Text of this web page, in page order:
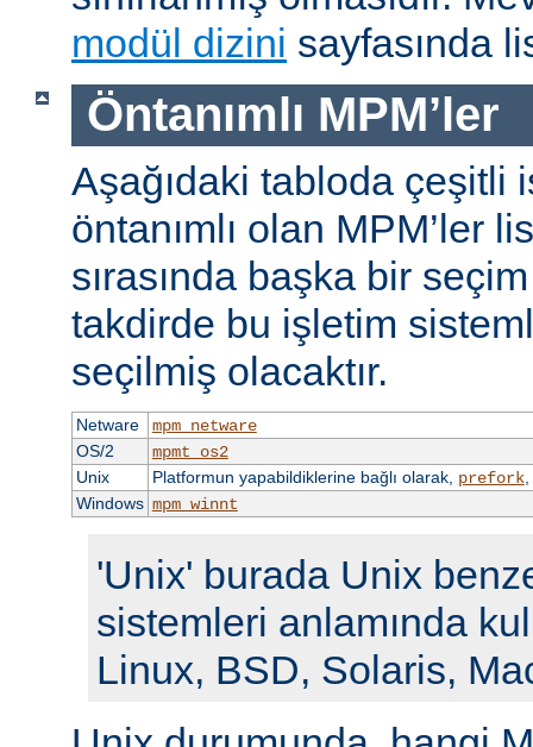
modül dizini sayfasında
Öntanımlı MPM’ler
Aşağıdaki tabloda çeşitli
öntanımlı olan MPM’ler
sırasında başka bir seçim
takdirde bu işletim
seçilmiş olacaktır.
Netware
mpm_netware
OS/2
mpmt_os2
Unix
Platformun yapabildiklerine bağlı olarak, prefork,
Windows mpm_winnt
'Unix' burada Unix
sistemleri anlamında
Linux, BSD, Solaris,